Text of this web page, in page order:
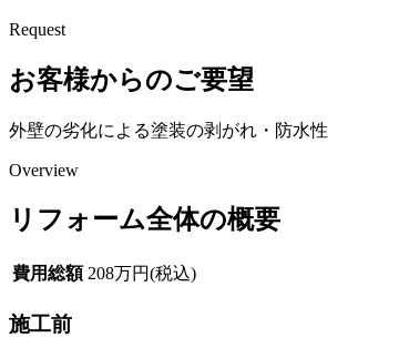
Request
お客様からのご要望
外壁の劣化による塗装の剥がれ・防水性
Overview
リフォーム全体の概要
費用総額 208万円(税込)
施工前